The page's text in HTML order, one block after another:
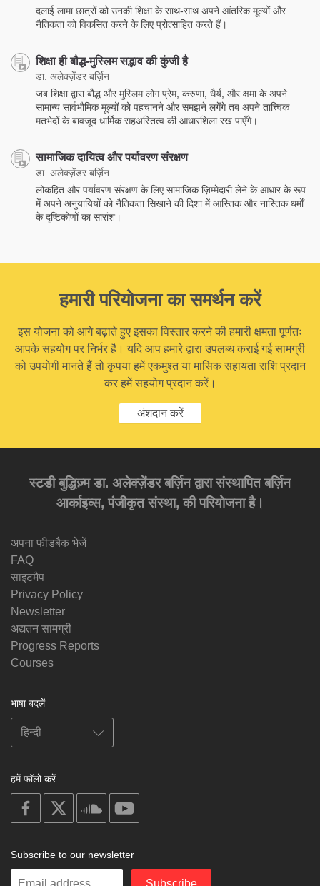
दलाई लामा छात्रों को उनकी शिक्षा के साथ-साथ अपने आंतरिक मूल्यों और
नैतिकता को विकसित करने के लिए प्रोत्साहित करते हैं।
शिक्षा ही बौद्ध-मुस्लिम सद्भाव की कुंजी है
डा. अलेक्ज़ेंडर बर्ज़िन
जब शिक्षा द्वारा बौद्ध और मुस्लिम लोग प्रेम, करुणा, धैर्य, और क्षमा के अपने
सामान्य सार्वभौमिक मूल्यों को पहचानने और समझने लगेंगे तब अपने तात्त्विक
मतभेदों के बावजूद धार्मिक सहअस्तित्व की आधारशिला रख पाएँगे।
सामाजिक दायित्व और पर्यावरण संरक्षण
डा. अलेक्ज़ेंडर बर्ज़िन
लोकहित और पर्यावरण संरक्षण के लिए सामाजिक ज़िम्मेदारी लेने के आधार के रूप
में अपने अनुयायियों को नैतिकता सिखाने की दिशा में आस्तिक और नास्तिक धर्मों
के दृष्टिकोणों का सारांश।
हमारी परियोजना का समर्थन करें
इस योजना को आगे बढ़ाते हुए इसका विस्तार करने की हमारी क्षमता पूर्णतः
आपके सहयोग पर निर्भर है। यदि आप हमारे द्वारा उपलब्ध कराई गई सामग्री
को उपयोगी मानते हैं तो कृपया हमें एकमुश्त या मासिक सहायता राशि प्रदान
कर हमें सहयोग प्रदान करें।
अंशदान करें
स्टडी बुद्धिज़्म डा. अलेक्ज़ेंडर बर्ज़िन द्वारा संस्थापित बर्ज़िन
आर्काइव्स, पंजीकृत संस्था, की परियोजना है।
अपना फीडबैक भेजें
FAQ
साइटमैप
Privacy Policy
Newsletter
अद्यतन सामग्री
Progress Reports
Courses
भाषा बदलें
हमें फॉलो करें
on
facebook
soundcloud
Subscribe to our newsletter
Enter
Subscribe